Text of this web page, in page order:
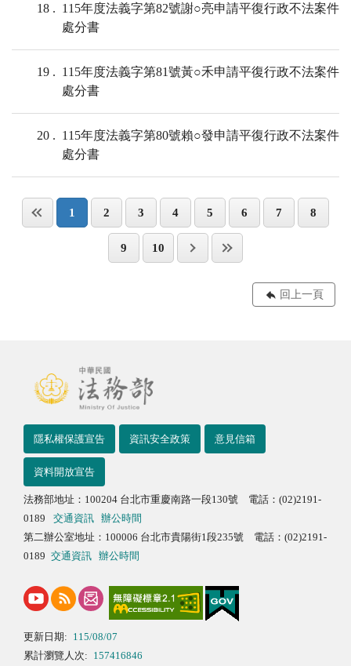
18
115年度法義字第82號謝○亮申請平復行政不法案件
處分書
19
115年度法義字第81號黃○禾申請平復行政不法案件
處分書
20
115年度法義字第80號賴○發申請平復行政不法案件
處分書
1 2 3 4 5 6 7 8
9 10
回上一頁
隱私權保護宣告 資訊安全政策 意見信箱
資料開放宣告
法務部地址：100204 台北市重慶南路一段130號 電話：(02)2191-
0189
交通資訊
辦公時間
第二辦公室地址：100006 台北市貴陽街1段235號 電話：(02)2191-
0189 交通資訊 辦公時間
更新日期: 115/08/07
累計瀏覽人次: 157416846